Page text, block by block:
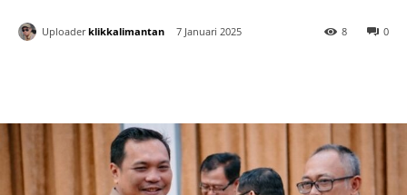
Uploader klikkalimantan 7 Januari 2025 0
8